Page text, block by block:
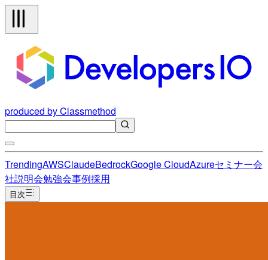
produced by Classmethod
TrendingAWSClaudeBedrockGoogle CloudAzureセミナー会
社説明会勉強会事例採用
目次